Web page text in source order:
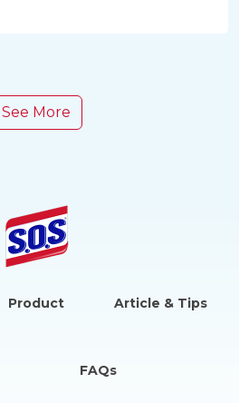
See More
Product Article & Tips
FAQs